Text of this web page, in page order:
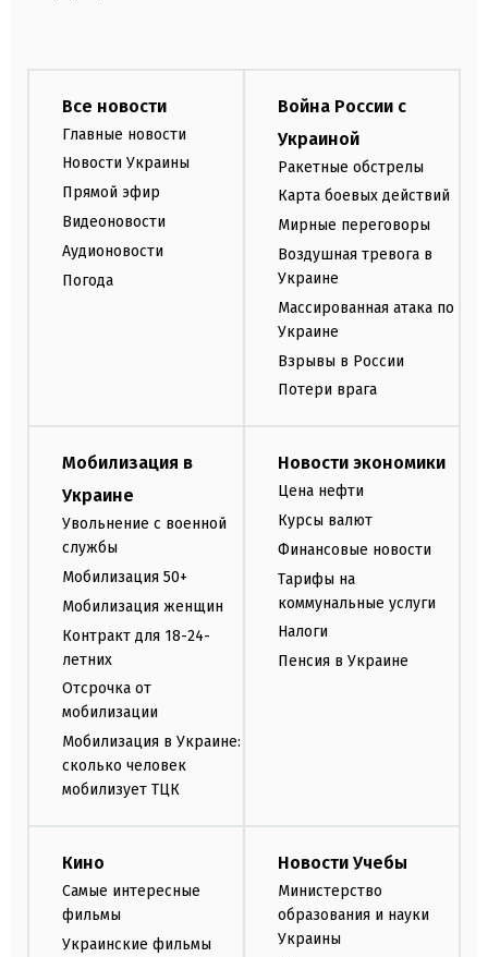
Все новости
Главные новости
Новости Украины
Прямой эфир
Видеоновости
Аудионовости
Погода
Война России с
Украиной
Ракетные обстрелы
Карта боевых действий
Мирные переговоры
Воздушная тревога в
Украине
Массированная атака по
Украине
Взрывы в России
Потери врага
Мобилизация в
Украине
Увольнение с военной
службы
Мобилизация 50+
Мобилизация женщин
Контракт для 18-24-
летних
Отсрочка от
мобилизации
Мобилизация в Украине:
сколько человек
мобилизует ТЦК
Новости экономики
Цена нефти
Курсы валют
Финансовые новости
Тарифы на
коммунальные услуги
Налоги
Пенсия в Украине
Кино
Самые интересные
фильмы
Украинские фильмы
Новости Учебы
Министерство
образования и науки
Украины